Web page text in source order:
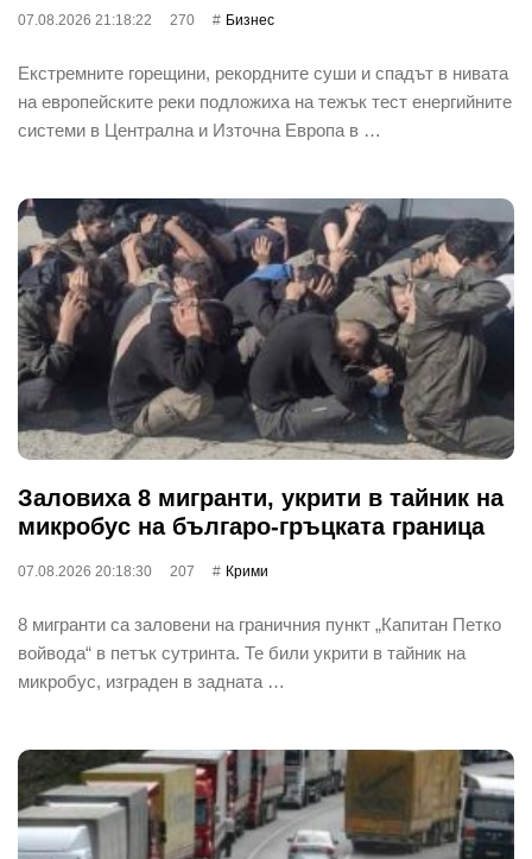
07.08.2026 21:18:22 270 Бизнес
Екстремните горещини, рекордните суши и спадът в нивата
на европейските реки подложиха на тежък тест енергийните
системи в Централна и Източна Европа в …
Заловиха 8 мигранти, укрити в тайник на
микробус на българо-гръцката граница
07.08.2026 20:18:30 207 Крими
8 мигранти са заловени на граничния пункт „Капитан Петко
войвода“ в петък сутринта. Те били укрити в тайник на
микробус, изграден в задната …